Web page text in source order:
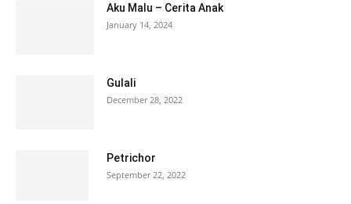
Aku Malu – Cerita Anak
January 14, 2024
Gulali
December 28, 2022
Petrichor
September 22, 2022